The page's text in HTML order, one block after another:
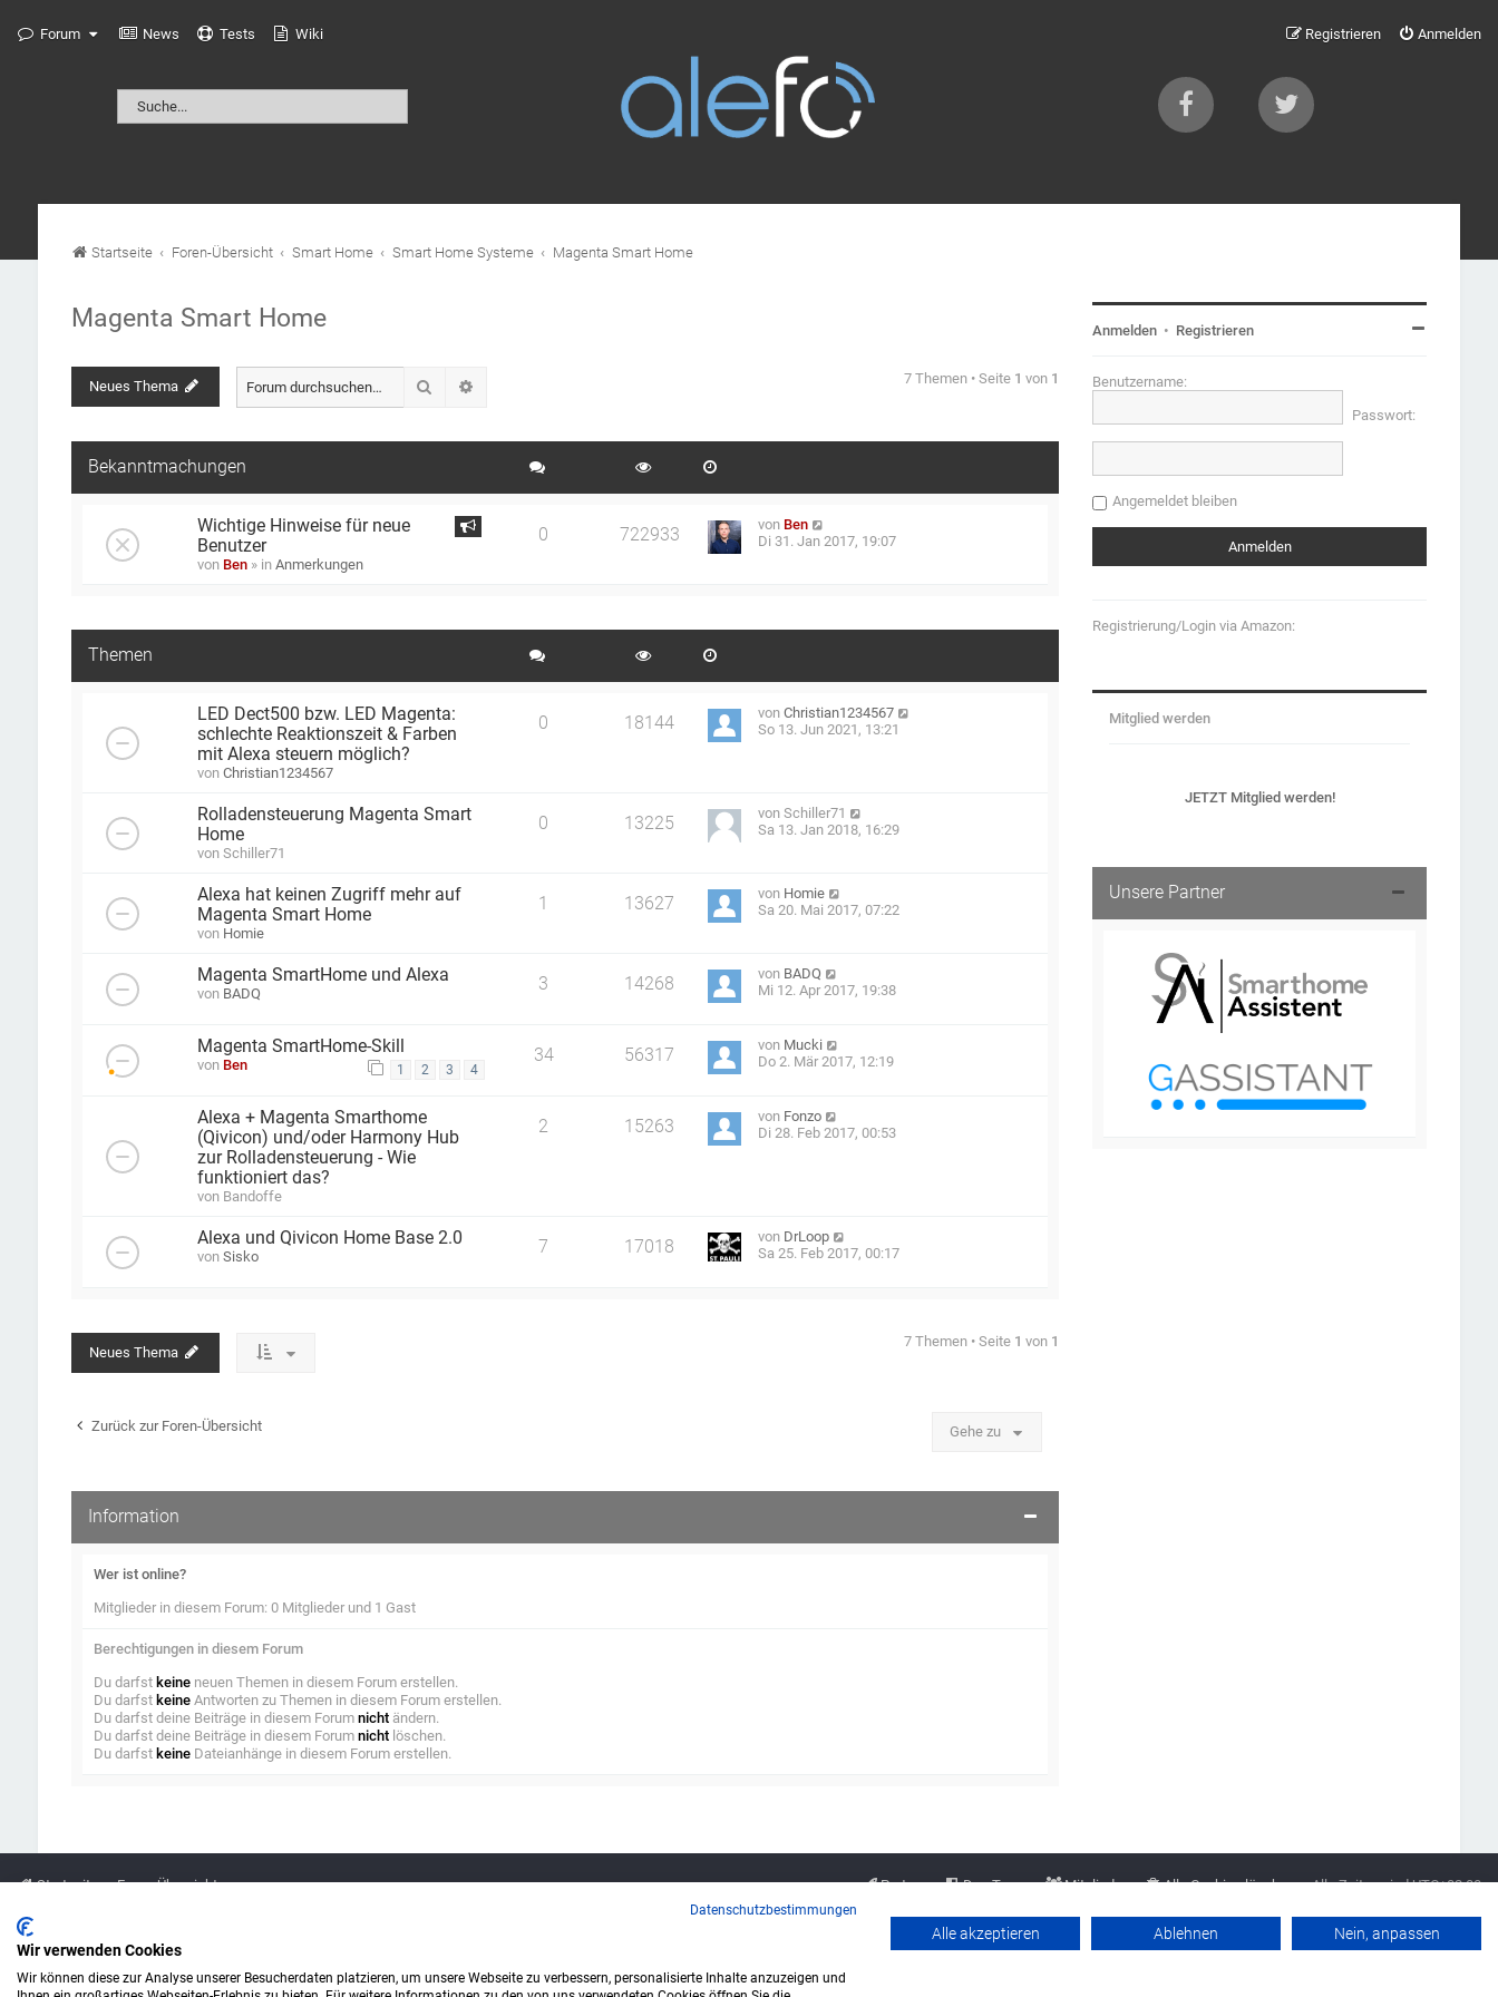
Forum News Tests Wiki Anmelden
Registrieren
Startseite Foren-Übersicht Smart Home Smart Home Systeme Magenta Smart Home
Magenta Smart Home
Neues Thema Suche 7 Themen • Seite 1 von 1
Bekanntmachungen
Wichtige Hinweise für neue
Benutzer
von Ben » in Anmerkungen
0 722933
von Ben
Di 31. Jan 2017, 19:07
Themen
LED Dect500 bzw. LED Magenta:
schlechte Reaktionszeit & Farben
mit Alexa steuern möglich?
von Christian1234567
0 18144
vonChristian1234567
So 13. Jun 2021, 13:21
Rolladensteuerung Magenta Smart
Home
von Schiller71
0 13225
vonSchiller71
Sa 13. Jan 2018, 16:29
Alexa hat keinen Zugriff mehr auf
Magenta Smart Home
von Homie
1 13627
von Homie
Sa 20. Mai 2017, 07:22
Magenta SmartHome und Alexa
von BADQ 3 14268
von BADQ
Mi 12. Apr 2017, 19:38
Magenta SmartHome-Skill
von Ben 1 2 3 4
34 56317
von Mucki
Do 2. Mär 2017, 12:19
Alexa + Magenta Smarthome
(Qivicon) und/oder Harmony Hub
zur Rolladensteuerung - Wie
funktioniert das?
von Bandoffe
2 15263
von Fonzo
Di 28. Feb 2017, 00:53
Alexa und Qivicon Home Base 2.0
von Sisko 7 17018
von DrLoop
Sa 25. Feb 2017, 00:17
Neues Thema
7 Themen • Seite 1 von 1
Zurück zur Foren-Übersicht Gehe zu
Information
Wer ist online?
Mitglieder in diesem Forum: 0 Mitglieder und 1 Gast
Berechtigungen in diesem Forum
Du darfst keineneuen Themen in diesem Forum erstellen.
Du darfst keineAntworten zu Themen in diesem Forum erstellen.
Du darfst deine Beiträge in diesem Forum nichtändern.
Du darfst deine Beiträge in diesem Forum nichtlöschen.
Du darfst keineDateianhänge in diesem Forum erstellen.
Anmelden • Registrieren
Benutzername:
Passwort:
Angemeldet bleiben
Registrierung/Login via Amazon:
Mitglied werden
JETZT Mitglied werden!
Unsere Partner
Startseite Foren-Übersicht Alle Zeiten sindUTC+02:00
Alle Cookies löschen
Mitglieder
Das Team
Partner
Legende Impressum
Kontakt
Werbung buchen
Datenschutzerklärung
Amazon ist eine Marke von Amazon.com, Inc.
Datenschutzbestimmungen
Wir verwenden Cookies
Wir können diese zur Analyse unserer Besucherdaten platzieren, um unsere Webseite zu verbessern, personalisierte Inhalte anzuzeigen und
Alle akzeptieren Ablehnen Nein, anpassen